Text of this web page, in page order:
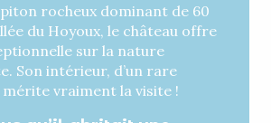
rocheux dominant de 60
du Hoyoux, le château offre
sur la nature
Son intérieur, d’un rare
vraiment la visite !